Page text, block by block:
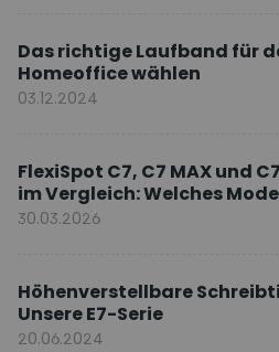
Das richtige Laufband für
Homeoffice wählen
03.12.2024
FlexiSpot C7, C7 MAX und
im Vergleich: Welches
Ihnen?
30.03.2026
Höhenverstellbare
Unsere E7-Serie
20.06.2024